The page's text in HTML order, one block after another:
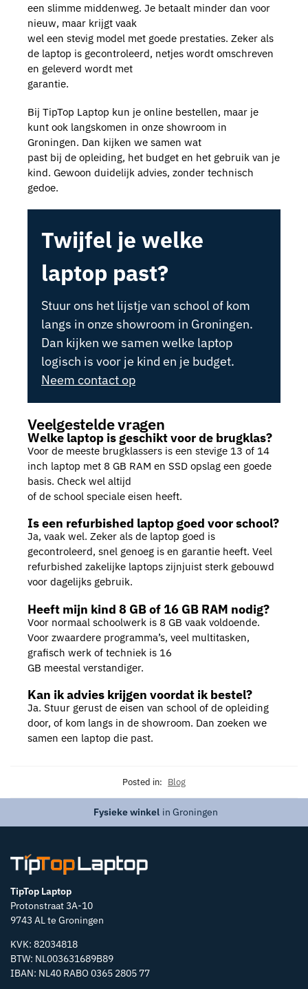
een slimme middenweg. Je betaalt minder dan voor
nieuw, maar krijgt vaak
wel een stevig model met goede prestaties. Zeker als
de laptop is gecontroleerd, netjes wordt omschreven
en geleverd wordt met
garantie.
Bij TipTop Laptop kun je online bestellen, maar je
kunt ook langskomen in onze showroom in
Groningen. Dan kijken we samen wat
past bij de opleiding, het budget en het gebruik van je
kind. Gewoon duidelijk advies, zonder technisch
gedoe.
Twijfel je welke
laptop past?
Stuur ons het lijstje van school of kom
langs in onze showroom in Groningen.
Dan kijken we samen welke laptop
logisch is voor je kind en je budget.
Neem contact op
Veelgestelde vragen
Welke laptop is geschikt voor de brugklas?
Voor de meeste brugklassers is een stevige 13 of 14
inch laptop met 8 GB RAM en SSD opslag een goede
basis. Check wel altijd
of de school speciale eisen heeft.
Is een refurbished laptop goed voor school?
Ja, vaak wel. Zeker als de laptop goed is
gecontroleerd, snel genoeg is en garantie heeft. Veel
refurbished zakelijke laptops zijnjuist sterk gebouwd
voor dagelijks gebruik.
Heeft mijn kind 8 GB of 16 GB RAM nodig?
Voor normaal schoolwerk is 8 GB vaak voldoende.
Voor zwaardere programma’s, veel multitasken,
grafisch werk of techniek is 16
GB meestal verstandiger.
Kan ik advies krijgen voordat ik bestel?
Ja. Stuur gerust de eisen van school of de opleiding
door, of kom langs in de showroom. Dan zoeken we
samen een laptop die past.
Posted in: Blog
Fysieke winkel in Groningen
TipTop Laptop
Protonstraat 3A-10
9743 AL te Groningen
KVK: 82034818
BTW: NL003631689B89
IBAN: NL40 RABO 0365 2805 77